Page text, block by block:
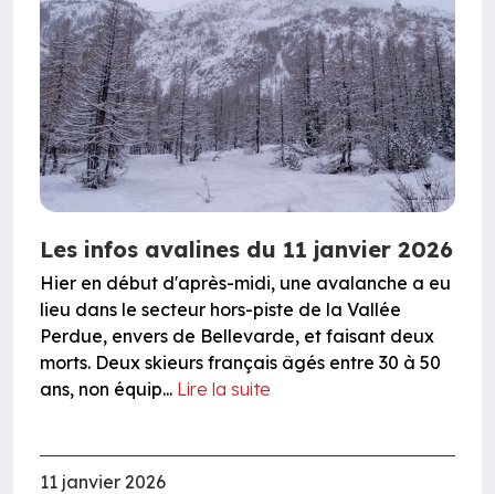
Les infos avalines du 11 janvier 2026
Hier en début d'après-midi, une avalanche a eu
lieu dans le secteur hors-piste de la Vallée
Perdue, envers de Bellevarde, et faisant deux
morts. Deux skieurs français âgés entre 30 à 50
ans, non équip... Lire la suite
11 janvier 2026